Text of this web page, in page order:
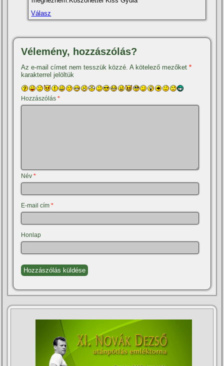
Válasz
Vélemény, hozzászólás?
Az e-mail címet nem tesszük közzé. A kötelező mezőket*
karakterrel jelöltük
Hozzászólás*
Név*
E-mail cím*
Honlap